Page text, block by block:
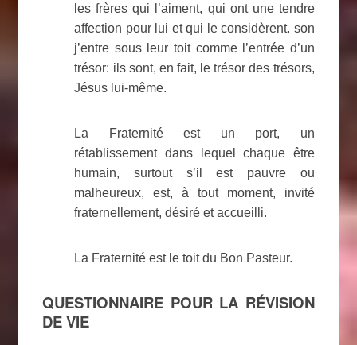
les frères qui l’aiment, qui ont une tendre
affection pour lui et qui le considèrent. son
j’entre sous leur toit comme l’entrée d’un
trésor: ils sont, en fait, le trésor des trésors,
Jésus lui-même.
La Fraternité est un port, un
rétablissement dans lequel chaque être
humain, surtout s’il est pauvre ou
malheureux, est, à tout moment, invité
fraternellement, désiré et accueilli.
La Fraternité est le toit du Bon Pasteur.
QUESTIONNAIRE POUR LA RÉVISION
DE VIE